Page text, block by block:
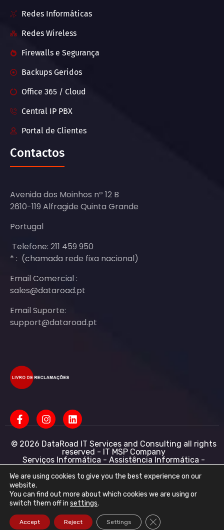
Redes Informáticas
Redes Wireless
Firewalls e Segurança
Backups Geridos
Office 365 / Cloud
Central IP PBX
Portal de Clientes
Contactos
Avenida dos Moinhos nº 12 B
2610-119 Alfragide Quinta Grande
Portugal
Telefone: 211 459 950
* : (chamada rede fixa nacional)
Email Comercial :
sales@dataroad.pt
Email Suporte:
support@dataroad.pt
© 2026 DataRoad IT Services and Consulting all rights
reserved - IT MSP Company
Serviços Informática - Assistência Informática -
Empresarial
DataRoad IT Services and Consulting LDA NIF:
513368078 - CAE: 62201-R4 - Capital Social :
50.001,00 € - Conservatória do registo comercial
R.N.P.C
We are using cookies to give you the best experience on our
website.
You can find out more about which cookies we are using or
switch them off in settings.
Accept Reject Settings Close GDPR Cookie